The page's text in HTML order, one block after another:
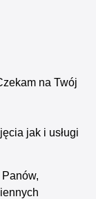
na Twój
jak i usługi